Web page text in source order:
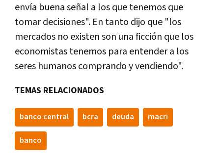
enví­a buena señal a los que tenemos que
tomar decisiones". En tanto dijo que "los
mercados no existen son una ficción que los
economistas tenemos para entender a los
seres humanos comprando y vendiendo".
TEMAS RELACIONADOS
banco central bcra deuda macri
banco